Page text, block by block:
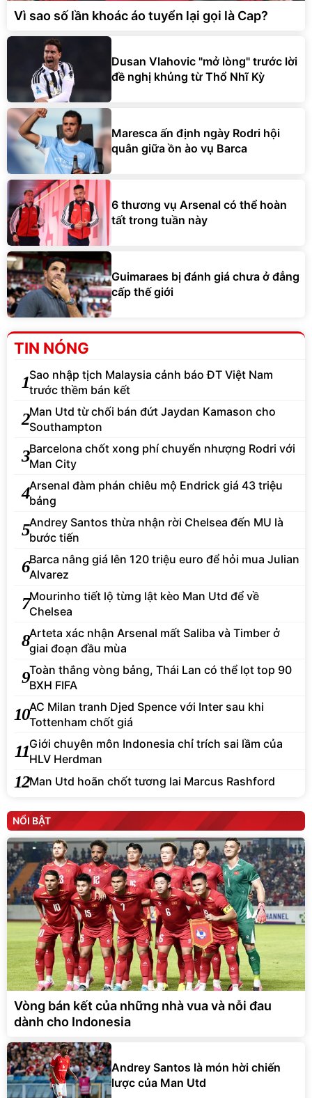
Vì sao số lần khoác áo tuyển lại gọi là Cap?
Dusan Vlahovic "mở lòng" trước lời
đề nghị khủng từ Thổ Nhĩ Kỳ
Maresca ấn định ngày Rodri hội
quân giữa ồn ào vụ Barca
6 thương vụ Arsenal có thể hoàn
tất trong tuần này
Guimaraes bị đánh giá chưa ở đẳng
cấp thế giới
TIN NÓNG
1Sao nhập tịch Malaysia cảnh báo ĐT Việt Nam
trước thềm bán kết
2Man Utd từ chối bán đứt Jaydan Kamason cho
Southampton
3Barcelona chốt xong phí chuyển nhượng Rodri với
Man City
4Arsenal đàm phán chiêu mộ Endrick giá 43 triệu
bảng
5Andrey Santos thừa nhận rời Chelsea đến MU là
bước tiến
6Barca nâng giá lên 120 triệu euro để hỏi mua Julian
Alvarez
7Mourinho tiết lộ từng lật kèo Man Utd để về
Chelsea
8Arteta xác nhận Arsenal mất Saliba và Timber ở
giai đoạn đầu mùa
9Toàn thắng vòng bảng, Thái Lan có thể lọt top 90
BXH FIFA
10AC Milan tranh Djed Spence với Inter sau khi
Tottenham chốt giá
11Giới chuyên môn Indonesia chỉ trích sai lầm của
HLV Herdman
12Man Utd hoãn chốt tương lai Marcus Rashford
NỔI BẬT
Vòng bán kết của những nhà vua và nỗi đau
dành cho Indonesia
Andrey Santos là món hời chiến
lược của Man Utd